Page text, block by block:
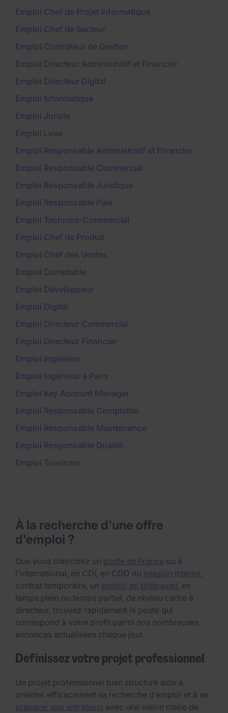
Emploi Chef de Projet informatique
Emploi Chef de Secteur
Emploi Contrôleur de Gestion
Emploi Directeur Administratif et Financier
Emploi Directeur Digital
Emploi Informatique
Emploi Juriste
Emploi Luxe
Emploi Responsable Administratif et Financier
Emploi Responsable Commercial
Emploi Responsable Juridique
Emploi Responsable Paie
Emploi Technico-Commercial
Emploi Chef de Produit
Emploi Chef des Ventes
Emploi Comptable
Emploi Développeur
Emploi Digital
Emploi Directeur Commercial
Emploi Directeur Financier
Emploi Ingénieur
Emploi Ingénieur à Paris
Emploi Key Account Manager
Emploi Responsable Comptable
Emploi Responsable Maintenance
Emploi Responsable Qualité
Emploi Tourisme
À la recherche d'une offre
d'emploi ?
Que vous cherchiez un poste en France ou à
l'international, en CDI, en CDD ou mission interim ,
contrat temporaire, un emploi en télétravail , en
temps plein ou temps partiel, de niveau cadre à
directeur, trouvez rapidement le poste qui
correspond à votre profil parmi nos nombreuses
annonces actualisées chaque jour.
Définissez votre projet professionnel
Un projet professionnel bien structuré aide à
orienter efficacement sa recherche d’emploi et à se
préparer aux entretiens avec une vision claire de